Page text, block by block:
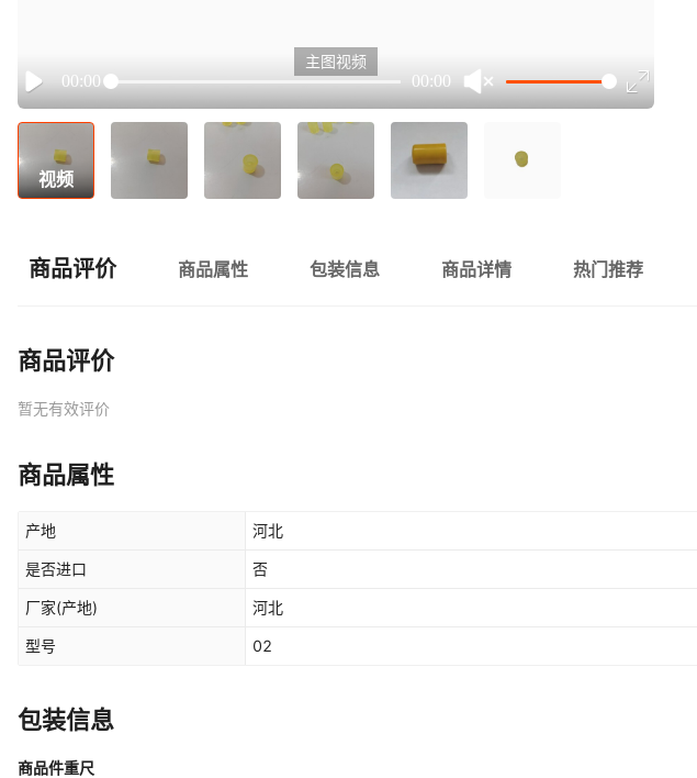
Play
00:00 00:00
主图视频
视频
商品评价 商品属性 包装信息 商品详情 热门推荐
商品评价
暂无有效评价
商品属性
产地 河北
是否进口 否
厂家(产地) 河北
型号 02
包装信息
商品件重尺